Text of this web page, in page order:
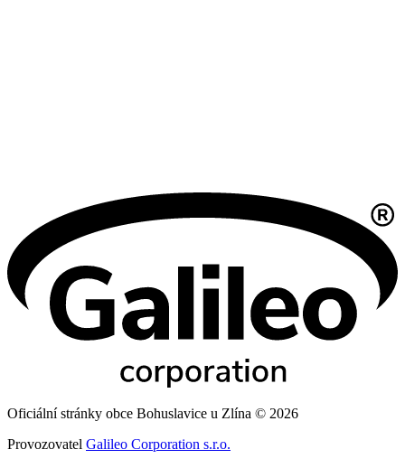
Oficiální stránky obce Bohuslavice u Zlína © 2026
Provozovatel Galileo Corporation s.r.o.